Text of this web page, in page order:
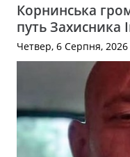
Корнинська
путь Захисника
Четвер, 6 Серпня, 2026